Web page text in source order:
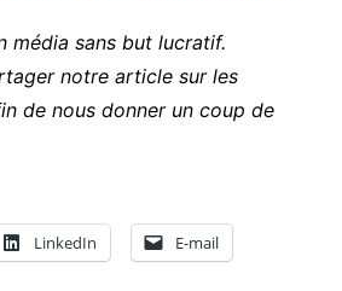
média sans but lucratif.
notre article sur les
de nous donner un coup de
LinkedIn E-mail